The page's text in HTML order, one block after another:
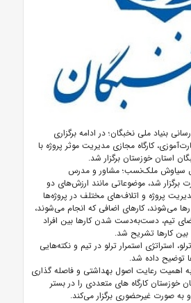
بنیاد ملی نخبگان؛ در ادامه برگزاری
کارگاه مجازی مدیریت موثر پروژه با
استان خوزستان برگزار شد.
سیاوش ملک‌نسب؛ مشاور و مدرس
برگزار شد، موضوعاتی مانند ارزش‌های دو
پروژه و اتلاف‌های مختلف در پروژه‌ها
رها می‌شوند، کارهای اضافی که انجام می‌شوند،
تیم، دست‌به‌دست شدن کارها بین افراد
کارها تشریح شد.
استراتژی استمرار ترلو در تیم و نکته‌هایی
توضیح داده شد.
اهمیت رعایت اصول بهداشتی و فاصله گذاری
خوزستان کارگاه های متعددی را در بستر
به صورت غیرحضوری برگزار می‌کند.